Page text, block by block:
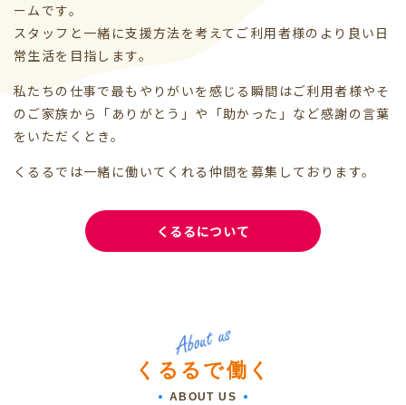
A SAFE LIFE PROVIDED BY KUKURU
ームです。
スタッフと一緒に支援方法を考えてご利用者様のより良い日
常生活を目指します。
私たちの仕事で最もやりがいを感じる瞬間はご利用者様やそ
のご家族から 「ありがとう」や「助かった」など感謝の言葉
をいただくとき。
くるるでは一緒に働いてくれる仲間を募集しております。
くるるについて
くるるで働く
ABOUT US